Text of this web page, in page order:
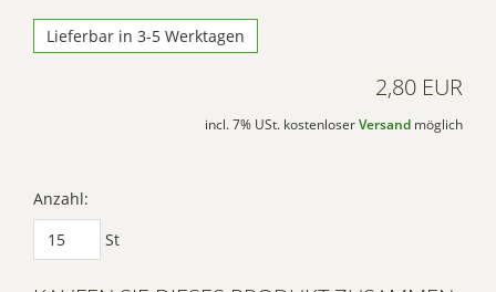
Lieferbar in 3-5 Werktagen
2,80 EUR
incl. 7% USt. kostenloser Versand möglich
Anzahl:
St